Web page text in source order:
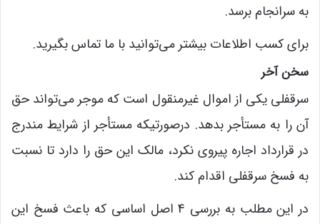
به سرانجام برسد.
برای کسب اطلاعات بیشتر می‌توانید با ما تماس بگیرید.
سخن آخر
سرقفلی یکی از اموال غیرمنقول است که موجر می‌تواند حق
آن را به مستأجر بدهد. درصورتیکه مستأجر از شرایط مندرج
در قرارداد اجاره پیروی نکرد، مالک این حق را دارد تا نسبت
به فسخ سرقفلی اقدام کند.
در این مطلب به بررسی 4 اصل اساسی که باعث فسخ این